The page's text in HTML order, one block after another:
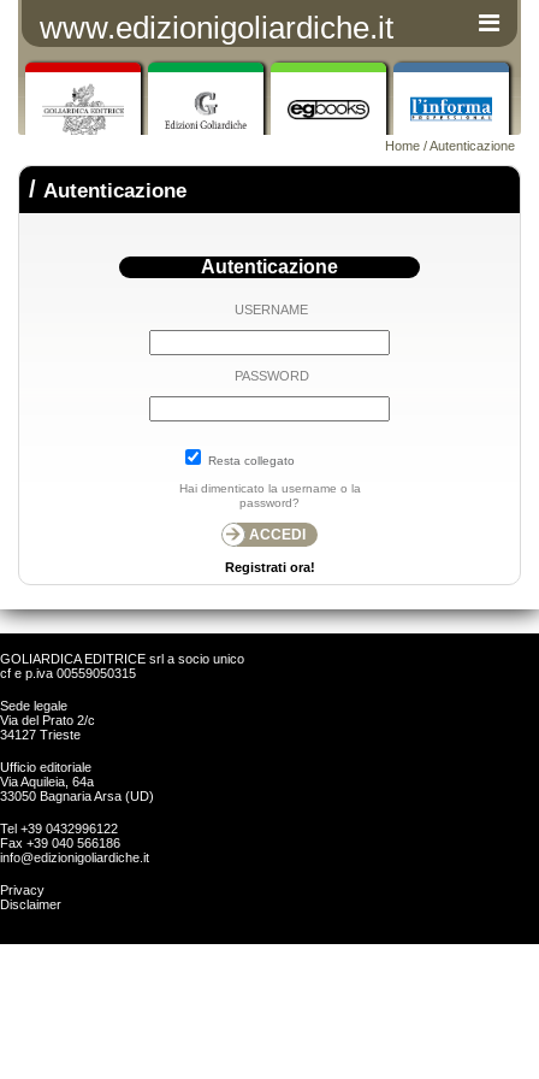
www.edizionigoliardiche.it
Home / Autenticazione
/ Autenticazione
Autenticazione
USERNAME
PASSWORD
Resta collegato
Hai dimenticato la username o la
password?
Registrati ora!
GOLIARDICA EDITRICE srl a socio unico
cf e p.iva 00559050315
Sede legale
Via del Prato 2/c
34127 Trieste
Ufficio editoriale
Via Aquileia, 64a
33050 Bagnaria Arsa (UD)
Tel +39 0432996122
Fax +39 040 566186
info@edizionigoliardiche.it
Privacy
Disclaimer